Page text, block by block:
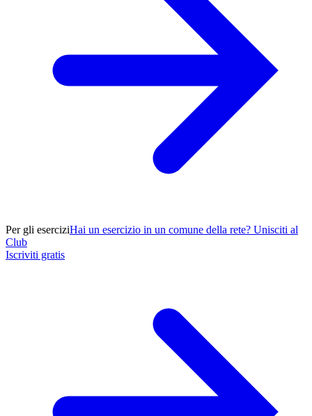
Per gli eserciziHai un esercizio in un comune della rete? Unisciti al
Club
Iscriviti gratis